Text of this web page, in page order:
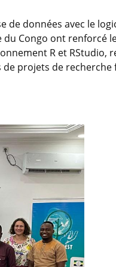
de données avec le
Congo ont renforcé
R et RStudio,
projets de